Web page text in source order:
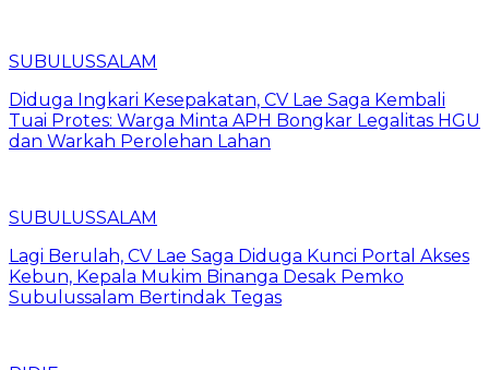
SUBULUSSALAM
Diduga Ingkari Kesepakatan, CV Lae Saga Kembali
Tuai Protes: Warga Minta APH Bongkar Legalitas HGU
dan Warkah Perolehan Lahan
SUBULUSSALAM
Lagi Berulah, CV Lae Saga Diduga Kunci Portal Akses
Kebun, Kepala Mukim Binanga Desak Pemko
Subulussalam Bertindak Tegas